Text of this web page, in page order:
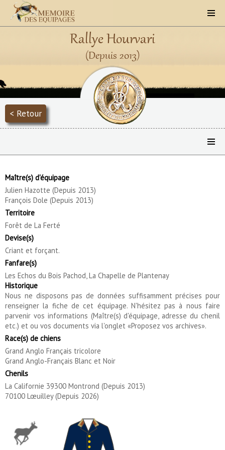
Rallye Hourvari
(Depuis 2013)
< Retour
Maître(s) d'équipage
Julien Hazotte (Depuis 2013)
François Dole (Depuis 2013)
Territoire
Forêt de La Ferté
Devise(s)
Criant et forçant.
Fanfare(s)
Les Echos du Bois Pachod, La Chapelle de Plantenay
Historique
Nous ne disposons pas de données suffisamment précises pour
renseigner la fiche de cet équipage. N'hésitez pas à nous faire
parvenir vos informations (Maître(s) d'équipage, adresse du chenil
etc.) et ou vos documents via l'onglet «Proposez vos archives».
Race(s) de chiens
Grand Anglo Français tricolore
Grand Anglo-Français Blanc et Noir
Chenils
La Californie 39300 Montrond (Depuis 2013)
70100 Lœuilley (Depuis 2026)